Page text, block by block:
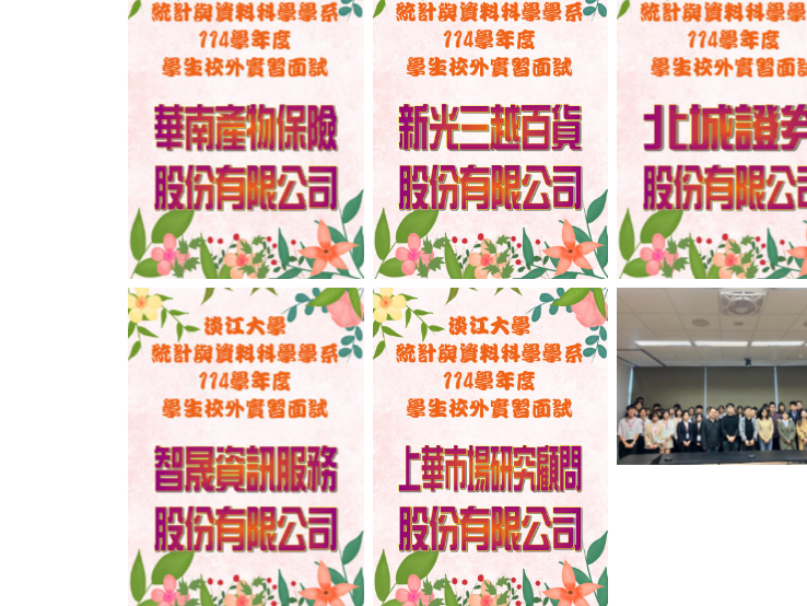
No Caption No Caption No Caption
No Caption No Caption
No Caption